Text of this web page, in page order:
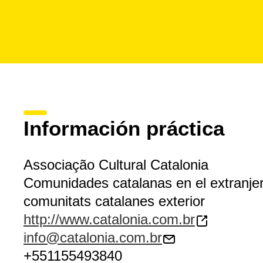
Información práctica
Associação Cultural Catalonia
Comunidades catalanas en el
comunitats catalanes exterior
http://www.catalonia.com.br
info@catalonia.com.br
+551155493840